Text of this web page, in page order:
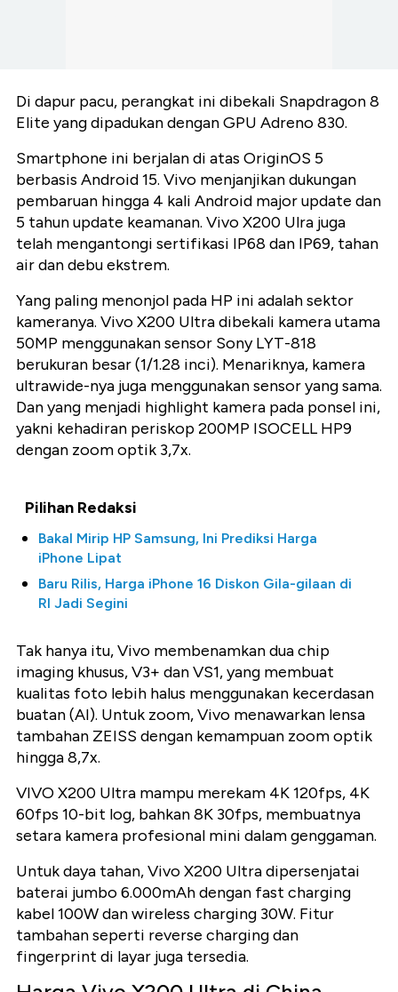
Di dapur pacu, perangkat ini dibekali Snapdragon 8
Elite yang dipadukan dengan GPU Adreno 830.
Smartphone ini berjalan di atas OriginOS 5
berbasis Android 15. Vivo menjanjikan dukungan
pembaruan hingga 4 kali Android major update dan
5 tahun update keamanan. Vivo X200 Ulra juga
telah mengantongi sertifikasi IP68 dan IP69, tahan
air dan debu ekstrem.
Yang paling menonjol pada HP ini adalah sektor
kameranya. Vivo X200 Ultra dibekali kamera utama
50MP menggunakan sensor Sony LYT-818
berukuran besar (1/1.28 inci). Menariknya, kamera
ultrawide-nya juga menggunakan sensor yang sama.
Dan yang menjadi highlight kamera pada ponsel ini,
yakni kehadiran periskop 200MP ISOCELL HP9
dengan zoom optik 3,7x.
Pilihan Redaksi
Bakal Mirip HP Samsung, Ini Prediksi Harga
iPhone Lipat
Baru Rilis, Harga iPhone 16 Diskon Gila-gilaan di
RI Jadi Segini
Tak hanya itu, Vivo membenamkan dua chip
imaging khusus, V3+ dan VS1, yang membuat
kualitas foto lebih halus menggunakan kecerdasan
buatan (AI). Untuk zoom, Vivo menawarkan lensa
tambahan ZEISS dengan kemampuan zoom optik
hingga 8,7x.
VIVO X200 Ultra mampu merekam 4K 120fps, 4K
60fps 10-bit log, bahkan 8K 30fps, membuatnya
setara kamera profesional mini dalam genggaman.
Untuk daya tahan, Vivo X200 Ultra dipersenjatai
baterai jumbo 6.000mAh dengan fast charging
kabel 100W dan wireless charging 30W. Fitur
tambahan seperti reverse charging dan
fingerprint di layar juga tersedia.